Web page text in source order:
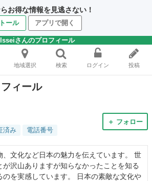
お得な情報を見逃さない！
ール アプリで開く
Isseiさんのプロフィール
地域選択 検索 ログイン 投稿
ィール
済み 電話番号
＋ フォロー
、文化など日本の魅力を伝えています。 世
沢山ありますが知らなかったことを知る
のを実感しています。 日本の素敵な文化や